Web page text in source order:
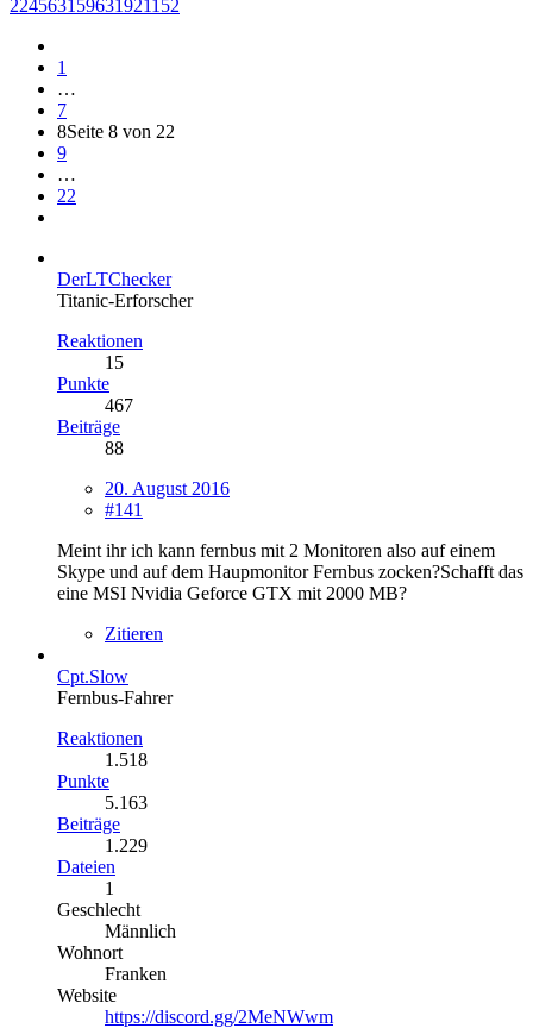
224563159631921152
1
…
7
8Seite 8 von 22
9
…
22
DerLTChecker
Titanic-Erforscher
Reaktionen
15
Punkte
467
Beiträge
88
20. August 2016
#141
Meint ihr ich kann fernbus mit 2 Monitoren also auf einem
Skype und auf dem Haupmonitor Fernbus zocken?Schafft das
eine MSI Nvidia Geforce GTX mit 2000 MB?
Zitieren
Cpt.Slow
Fernbus-Fahrer
Reaktionen
1.518
Punkte
5.163
Beiträge
1.229
Dateien
1
Geschlecht
Männlich
Wohnort
Franken
Website
https://discord.gg/2MeNWwm